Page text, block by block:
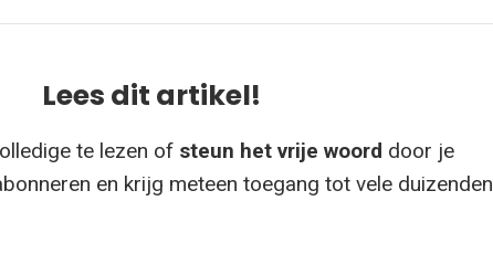
Lees dit artikel!
te lezen of steun het vrije woord door je
en krijg meteen toegang tot vele duizenden